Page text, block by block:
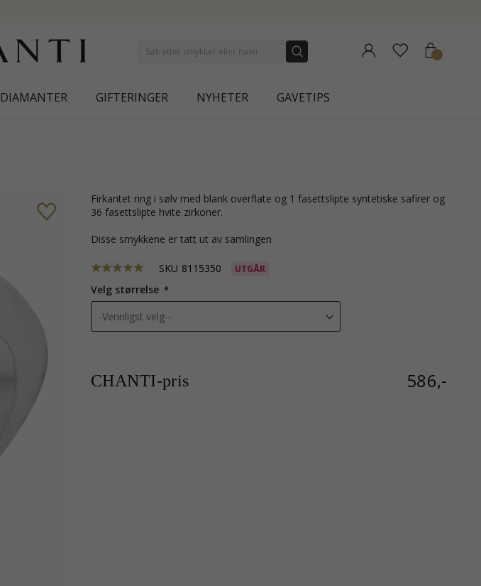
DIAMANTER GIFTERINGER NYHETER GAVETIPS
firkantet ring i sølv med blank overflate og 1 fasettslipte syntetiske safirer og
36 fasettslipte hvite zirkoner.
Disse smykkene er tatt ut av samlingen
SKU 8115350 UTGÅR
Velg størrelse
CHANTI-pris 586,-